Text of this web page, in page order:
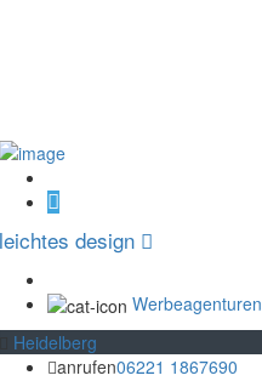
leichtes design
Werbeagenturen
Heidelberg
anrufen06221 1867690